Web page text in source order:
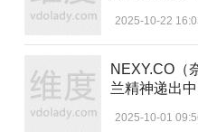
2025-10-22
NEXY.CO（
兰精神递出
2025-10-01